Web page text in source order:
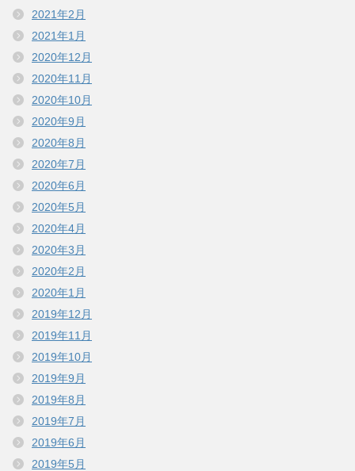
2021年2月
2021年1月
2020年12月
2020年11月
2020年10月
2020年9月
2020年8月
2020年7月
2020年6月
2020年5月
2020年4月
2020年3月
2020年2月
2020年1月
2019年12月
2019年11月
2019年10月
2019年9月
2019年8月
2019年7月
2019年6月
2019年5月